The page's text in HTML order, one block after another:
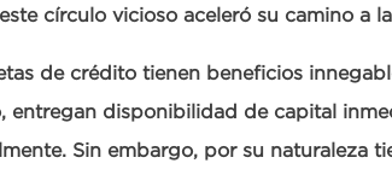
círculo vicioso aceleró su camino a
de crédito tienen beneficios
entregan disponibilidad de capital
Sin embargo, por su naturaleza